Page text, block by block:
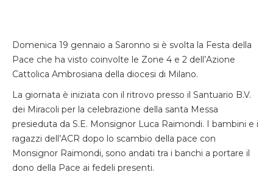
Domenica 19 gennaio a Saronno si è svolta la Festa della
Pace che ha visto coinvolte le Zone 4 e 2 dell’Azione
Cattolica Ambrosiana della diocesi di Milano.
La giornata è iniziata con il ritrovo presso il Santuario B.V.
dei Miracoli per la celebrazione della santa Messa
presieduta da S.E. Monsignor Luca Raimondi. I bambini e i
ragazzi dell’ACR dopo lo scambio della pace con
Monsignor Raimondi, sono andati tra i banchi a portare il
dono della Pace ai fedeli presenti.